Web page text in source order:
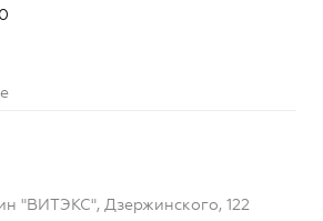
"ВИТЭКС", Дзержинского, 122